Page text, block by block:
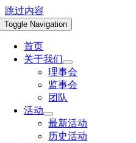
跳过内容
Toggle Navigation
首页
关于我们
理事会
监事会
团队
活动
最新活动
历史活动